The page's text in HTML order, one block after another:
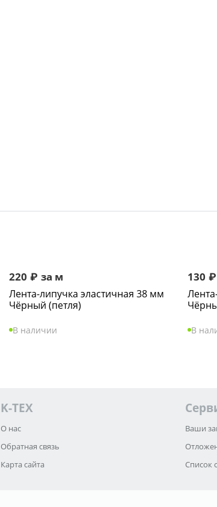
220 ₽ за м
Лента-липучка эластичная 38 мм
Чёрный (петля)
В наличии
130 ₽
В
K-TEX
О нас
Обратная связь
Карта сайта
Ваши
Список